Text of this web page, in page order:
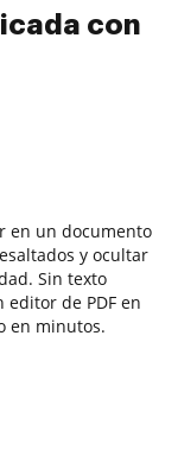
con
en un documento
y ocultar
Sin texto
de PDF en
en minutos.